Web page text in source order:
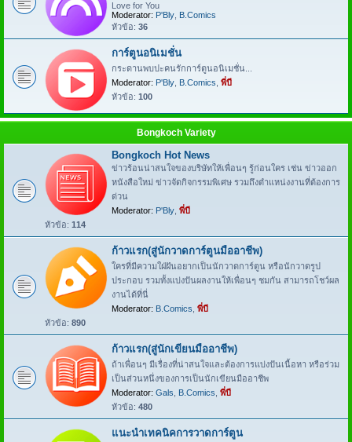
Love for You
Moderator: P'Bly B.Comics
หัวข้อ: 36
การ์ตูนอนิเมชั่น
กระดานพบปะคนรักการ์ตูนอนิเมชั่น...
Moderator: P'Bly B.Comics พี่บี
หัวข้อ: 100
Bongkoch Variety
Bongkoch Hot News
ข่าวร้อนน่าสนใจของบริษัทให้เพื่อนๆ รู้ก่อนใคร เช่น ข่าวออก
หนังสือใหม่ ข่าวจัดกิจกรรมพิเศษ รวมถึงตำแหน่งงานที่ต้องการ
ด่วน
Moderator: P'Bly พี่บี
หัวข้อ: 114
ก้าวแรก(สู่นักวาดการ์ตูนมืออาชีพ)
ใครที่มีความใฝ่ฝันอยากเป็นนักวาดการ์ตูน หรือนักวาดรูป
ประกอบ รวมทั้งแบ่งปันผลงานให้เพื่อนๆ ชมกัน สามารถโชว์ผล
งานได้ที่นี่
Moderator: B.Comics พี่บี
หัวข้อ: 890
ก้าวแรก(สู่นักเขียนมืออาชีพ)
ถ้าเพื่อนๆ มีเรื่องที่น่าสนใจและต้องการแบ่งปันเนื้อหา หรือร่วม
เป็นส่วนหนึ่งของการเป็นนักเขียนมืออาชีพ
Moderator: Gals B.Comics พี่บี
หัวข้อ: 480
แนะนำเทคนิคการวาดการ์ตูน